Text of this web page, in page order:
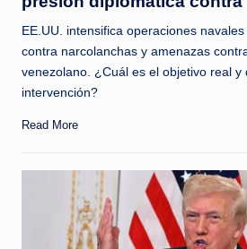
EE.UU. intensifica operaciones
contra narcolanchas y amenazas
venezolano. ¿Cuál es el objetivo real y
intervención?
Read More